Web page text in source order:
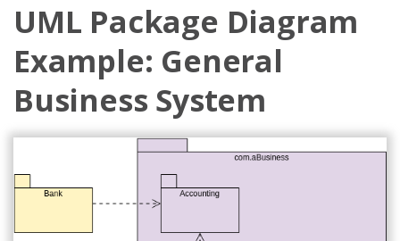
UML Package Diagram
Example: General
Business System